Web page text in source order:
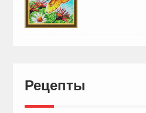
Рецепты